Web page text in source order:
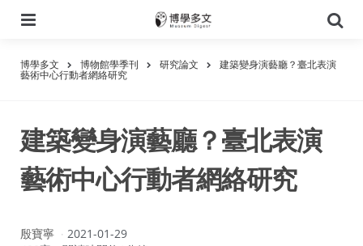
尋
博學多文 博物館學季刊 研究論文 建築變身演藝廳？臺北表演
藝術中心行動者網絡研究
建築變身演藝廳？臺北表演
藝術中心行動者網絡研究
作
殷寶寧
2021-01-29